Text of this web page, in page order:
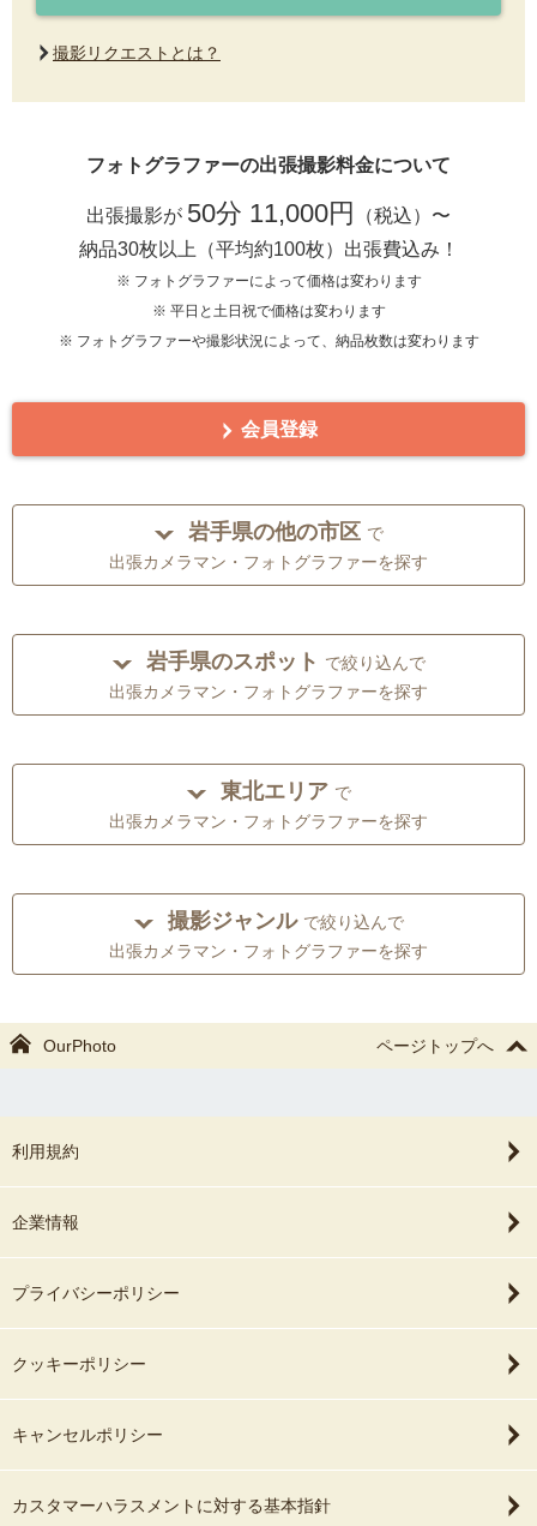
撮影リクエストとは？
フォトグラファーの出張撮影料金について
出張撮影が 50分 11,000円
（税込）〜
納品30枚以上（平均約100枚）出張費込み！
※ フォトグラファーによって価格は変わります
※ 平日と土日祝で価格は変わります
※ フォトグラファーや撮影状況によって、納品枚数は変わります
会員登録
岩手県の他の市区 で
出張カメラマン・フォトグラファーを探す
岩手県のスポット で絞り込んで
出張カメラマン・フォトグラファーを探す
東北エリア で
出張カメラマン・フォトグラファーを探す
撮影ジャンル で絞り込んで
出張カメラマン・フォトグラファーを探す
OurPhoto ページトップへ
利用規約
企業情報
プライバシーポリシー
クッキーポリシー
キャンセルポリシー
カスタマーハラスメントに対する基本指針